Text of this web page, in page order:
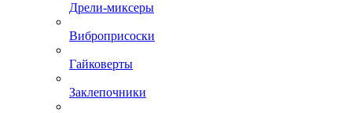
Дрели-миксеры
Виброприсоски
Гайковерты
Заклепочники